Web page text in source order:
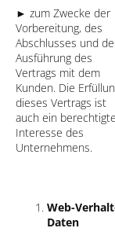
► zum Zwecke der
Vorbereitung, des
Abschlusses und
Ausführung des
Vertrags mit dem
Kunden. Die
dieses Vertrags ist
auch ein
Interesse des
Unternehmens.
Web-
Daten